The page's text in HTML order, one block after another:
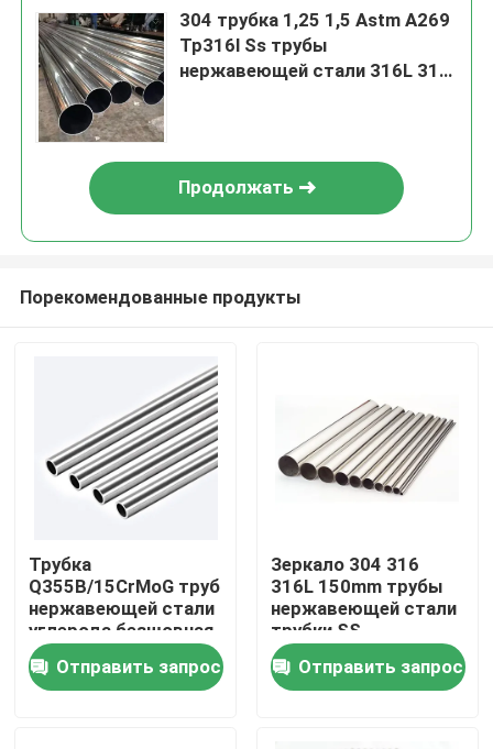
Дома
О Компании
304 трубка 1,25 1,5 Astm A269
Tp316l Ss трубы
нержавеющей стали 316L 316
Продолжать
Порекомендованные продукты
Трубка
Q355B/15CrMoG труб
нержавеющей стали
углерода безшовная
Отправить запрос
Зеркало 304 316
316L 150mm трубы
нержавеющей стали
трубки SS
безшовное
Отправить запрос